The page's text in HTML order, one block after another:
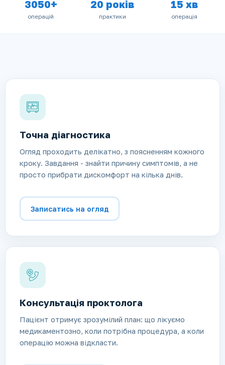
3050+
операцій
20 років
практики
15 хв
операція
Точна діагностика
Огляд проходить делікатно, з поясненням кожного
кроку. Завдання - знайти причину симптомів, а не
просто прибрати дискомфорт на кілька днів.
Записатись на огляд
Консультація проктолога
Пацієнт отримує зрозумілий план: що лікуємо
медикаментозно, коли потрібна процедура, а коли
операцію можна відкласти.